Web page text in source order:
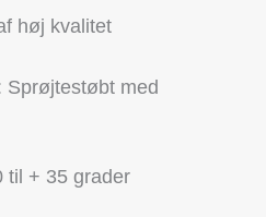
høj kvalitet
Sprøjtestøbt med
til + 35 grader